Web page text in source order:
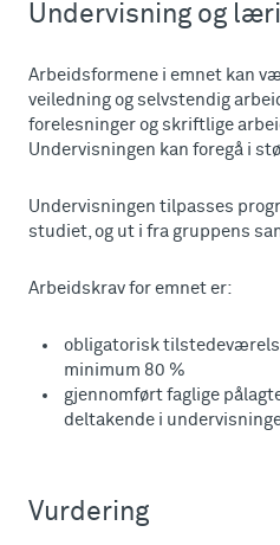
Undervisning og
Arbeidsformene i emnet kan
veiledning og selvstendig
forelesninger og skriftlige
Undervisningen kan foregå i
Undervisningen tilpasses
studiet, og ut i fra gruppens
Arbeidskrav for emnet er:
obligatorisk
minimum 80 %
gjennomført faglige
deltakende i
Vurdering